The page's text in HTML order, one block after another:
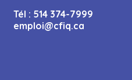
Tél : 514 374-7999
emploi@cfiq.ca